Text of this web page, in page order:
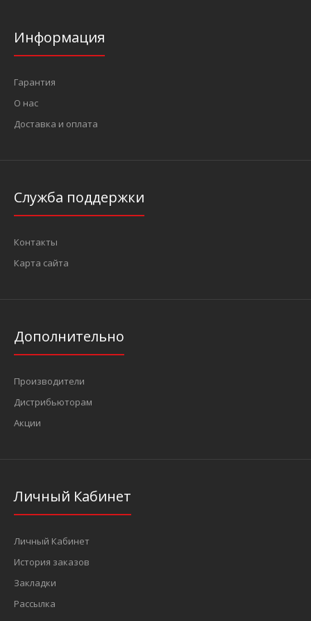
Информация
Гарантия
О нас
Доставка и оплата
Служба поддержки
Контакты
Карта сайта
Дополнительно
Производители
Дистрибьюторам
Акции
Личный Кабинет
Личный Кабинет
История заказов
Закладки
Рассылка